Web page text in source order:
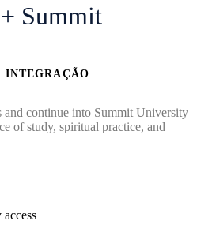
Summit
INTEGRAÇÃO
and continue into Summit University
of study, spiritual practice, and